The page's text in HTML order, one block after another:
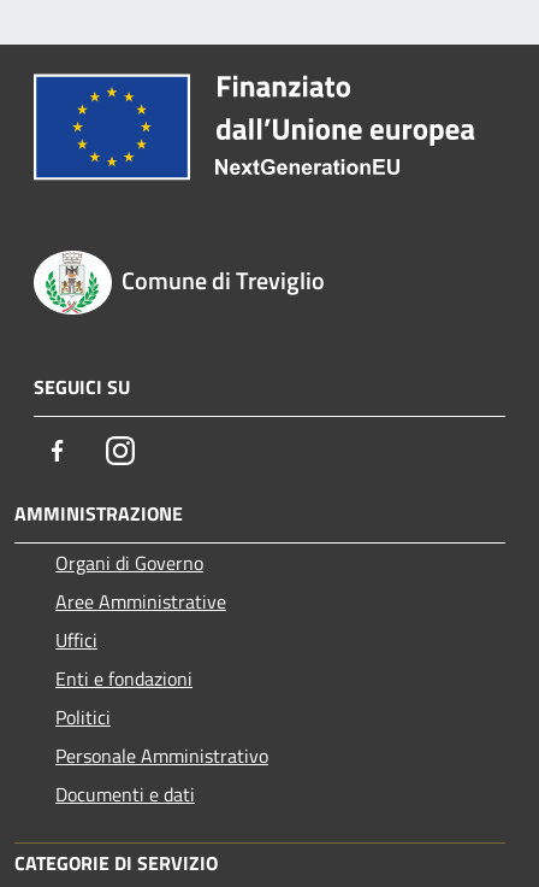
Comune di Treviglio
SEGUICI SU
FacebookInstagram
AMMINISTRAZIONE
Organi di Governo
Aree Amministrative
Uffici
Enti e fondazioni
Politici
Personale Amministrativo
Documenti e dati
CATEGORIE DI SERVIZIO